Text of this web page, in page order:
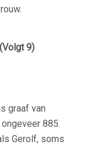
(Volgt 9)
graaf van
ongeveer 885.
Gerolf, soms